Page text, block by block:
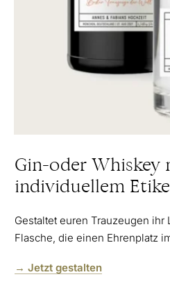
Gin-oder Whiskey
individuellem
Gestaltet euren Trauzeugen
Flasche, die einen Ehrenplatz
→ Jetzt gestalten